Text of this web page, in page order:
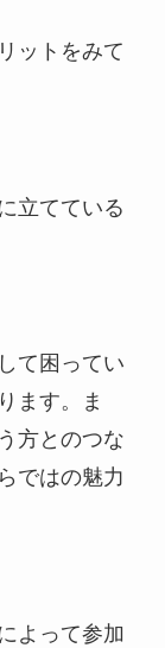
ットをみて
立てている
て困ってい
ます。ま
方とのつな
ではの魅力
よって参加